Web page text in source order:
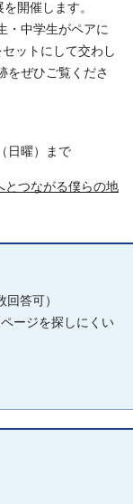
開催します。
・中学生がペアに
ットにして交わし
をぜひご覧くださ
日曜）まで
とつながる僕らの地
答可）
ページを探しにくい